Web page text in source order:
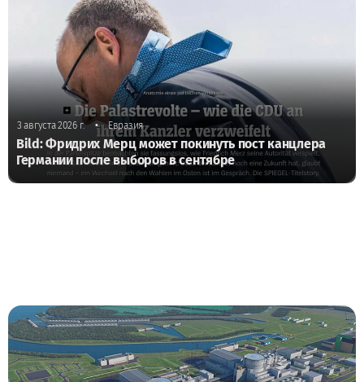
3 августа 2026 г. • Евразия
Bild: Фридрих Мерц может покинуть пост канцлера
Германии после выборов в сентябре